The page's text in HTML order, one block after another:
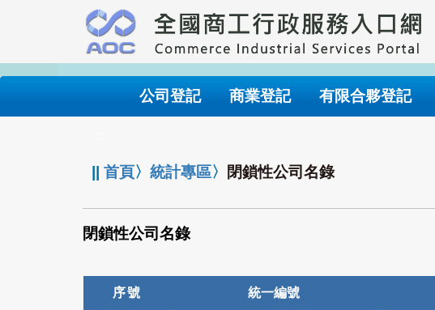
要
內
公司登記 商業登記 有限合夥登記
||首頁〉統計專區〉 閉鎖性公司名錄
閉鎖性公司名錄
序號 統一編號